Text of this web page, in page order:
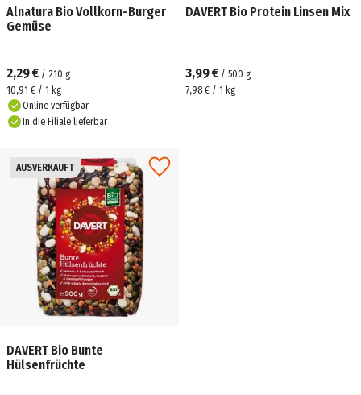
Alnatura Bio Vollkorn-Burger
Gemüse
2,29 € / 210 g
10,91 € / 1 kg
Online verfügbar
In die Filiale lieferbar
DAVERT Bio Protein Linsen Mix
3,99 € / 500 g
7,98 € / 1 kg
AUSVERKAUFT
DAVERT Bio Bunte
Hülsenfrüchte